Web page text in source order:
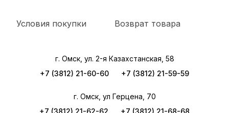
Условия покупки Возврат товара
г. Омск, ул. 2-я Казахстанская, 58
+7 (3812) 21-60-60
+7 (3812) 21-59-59
г. Омск, ул Герцена, 70